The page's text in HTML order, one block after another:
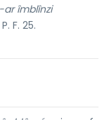
ar îmblînzi
F. 25.